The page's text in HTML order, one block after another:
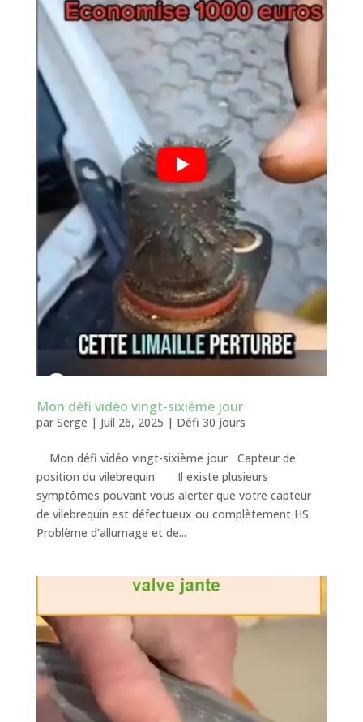
Mon défi vidéo vingt-sixième jour
par Serge | Juil 26, 2025 | Défi 30 jours
Mon défi vidéo vingt-sixième jour Capteur de
position du vilebrequin Il existe plusieurs
symptômes pouvant vous alerter que votre capteur
de vilebrequin est défectueux ou complètement HS
Problème d’allumage et de...